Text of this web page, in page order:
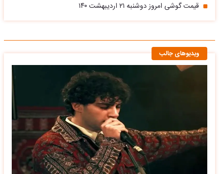
قیمت گوشی امروز دوشنبه ۲۱ اردیبهشت ۱۴۰
ویدیوهای جالب